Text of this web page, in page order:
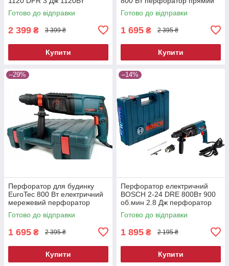
перфоратор з регулюванням
обертів
Готово до відправки
2 399 ₴ 3 399 ₴
Купити
для роботи перфоратор
ударний електричний
Готово до відправки
1 695 ₴ 2 395 ₴
Купити
–29%
Перфоратор для будинку
EuroTec 800 Вт електричний
мережевий перфоратор
перфоратор прямий
Готово до відправки
1 695 ₴ 2 395 ₴
Купити
–14%
Перфоратор електричний
BOSCH 2-24 DRE 800Вт 900
об.мин 2.8 Дж перфоратор
для великих отворів
перфоратор для деревини
Готово до відправки
1 895 ₴ 2 195 ₴
Купити